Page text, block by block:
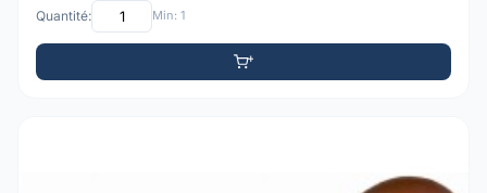
Quantité: Min: 1